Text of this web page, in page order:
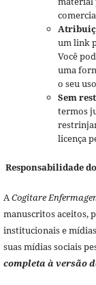
um link
Você
uma
o seu
Sem
termos
licença
Responsabilidade
ACogitare
manuscritos aceitos,
institucionais e
suas mídias sociais
completa à versão